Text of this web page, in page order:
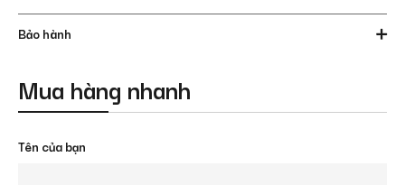
Bảo hành
Mua hàng nhanh
Tên của bạn